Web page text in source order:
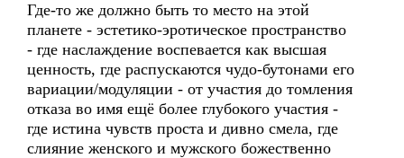
Где-то же должно быть то место на этой
планете - эстетико-эротическое пространство
- где наслаждение воспевается как высшая
ценность, где распускаются чудо-бутонами его
вариации/модуляции - от участия до томления
отказа во имя ещё более глубокого участия -
где истина чувств проста и дивно смела, где
слияние женского и мужского божественно